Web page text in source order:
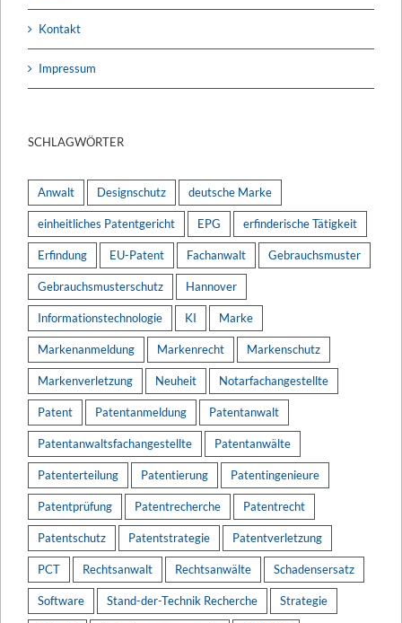
Kontakt
Impressum
SCHLAGWÖRTER
Anwalt Designschutz deutsche Marke
einheitliches Patentgericht EPG erfinderische Tätigkeit
Erfindung EU-Patent Fachanwalt Gebrauchsmuster
Gebrauchsmusterschutz Hannover
Informationstechnologie KI Marke
Markenanmeldung Markenrecht Markenschutz
Markenverletzung Neuheit Notarfachangestellte
Patent Patentanmeldung Patentanwalt
Patentanwaltsfachangestellte Patentanwälte
Patenterteilung Patentierung Patentingenieure
Patentprüfung Patentrecherche Patentrecht
Patentschutz Patentstrategie Patentverletzung
PCT Rechtsanwalt Rechtsanwälte Schadensersatz
Software Stand-der-Technik Recherche Strategie